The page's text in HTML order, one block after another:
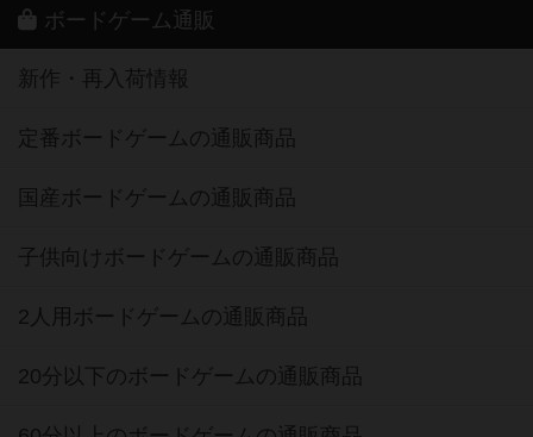
ボードゲーム通販
新作・再入荷情報
定番ボードゲームの通販商品
国産ボードゲームの通販商品
子供向けボードゲームの通販商品
2人用ボードゲームの通販商品
20分以下のボードゲームの通販商品